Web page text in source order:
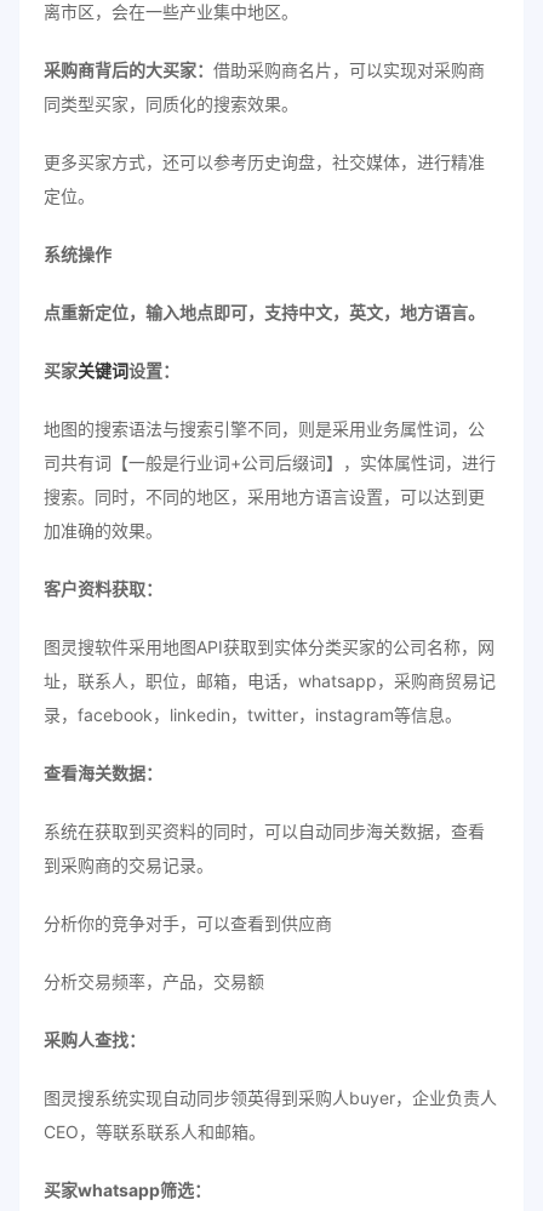
离市区，会在一些产业集中地区。
采购商背后的大买家： 借助采购商名片，可以实现对采购商
同类型买家，同质化的搜索效果。
更多买家方式，还可以参考历史询盘，社交媒体，进行精准
定位。
系统操作
点重新定位，输入地点即可，支持中文，英文，地方语言。
买家关键词设置：
地图的搜索语法与搜索引擎不同，则是采用业务属性词，公
司共有词【一般是行业词+公司后缀词】，实体属性词，进行
搜索。同时，不同的地区，采用地方语言设置，可以达到更
加准确的效果。
客户资料获取：
图灵搜软件采用地图API获取到实体分类买家的公司名称，网
址，联系人，职位，邮箱，电话，whatsapp，采购商贸易记
录，facebook，linkedin，twitter，instagram等信息。
查看海关数据：
系统在获取到买资料的同时，可以自动同步海关数据，查看
到采购商的交易记录。
分析你的竞争对手，可以查看到供应商
分析交易频率，产品，交易额
采购人查找：
图灵搜系统实现自动同步领英得到采购人buyer，企业负责人
CEO，等联系联系人和邮箱。
买家whatsapp筛选：